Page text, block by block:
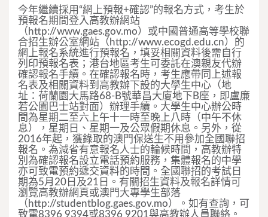
今年繼續採用“網上預報+確認”的報名方式，考生於
預報名期間登入高教辦網站
（http://www.gaes.gov.mo）或中國普通高等學校聯
合招生辦公室網站（http://www.ecogd.edu.cn）的
網上報名系統進行預報名，填妥相關資料後需自行
列印預報名表；港台地區考生可委託在澳親友代辦
確認報名手續。在確認報名時，考生應帶同上述報
名表及相關資料到高教辦下設的大學生中心（地
址：荷蘭園大馬路68-B號華昌大廈地下B座，即盧廉
若公園巴士站對面）辦理手續。大學生中心辦公時
間為星期二至六上午十一時至晚上八時（中午不休
息），星期日、星期一及公眾假期休息。另外，從
2016年起，獲錄取的澳門保送生不用參加全國聯招
報名。為減省有意報名人士的輪候時間，高教辦特
別為確認報名設立電話預約服務，集體報名的中學
亦可致電預約遞交資料的時間。全國聯招的考試日
期為5月20日及21日。有關招生資料及報名詳情可
瀏覽高教辦網頁或澳門大專學生部落
（http://studentblog.gaes.gov.mo）。如有查詢，可
致電8396 9394或8396 9201與高教辦人員聯絡。